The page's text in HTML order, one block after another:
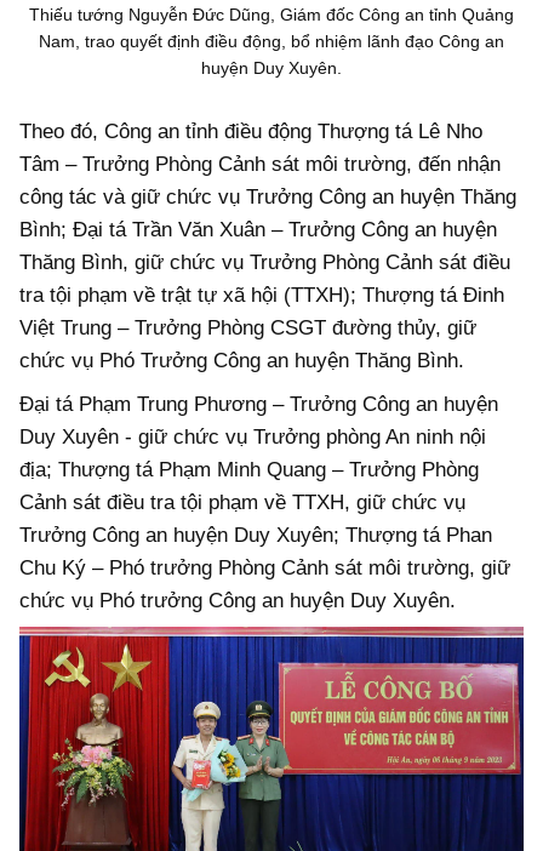
Thiếu tướng Nguyễn Đức Dũng, Giám đốc Công an tỉnh Quảng
Nam, trao quyết định điều động, bổ nhiệm lãnh đạo Công an
huyện Duy Xuyên.
Theo đó, Công an tỉnh điều động Thượng tá Lê Nho
Tâm – Trưởng Phòng Cảnh sát môi trường, đến nhận
công tác và giữ chức vụ Trưởng Công an huyện Thăng
Bình; Đại tá Trần Văn Xuân – Trưởng Công an huyện
Thăng Bình, giữ chức vụ Trưởng Phòng Cảnh sát điều
tra tội phạm về trật tự xã hội (TTXH); Thượng tá Đinh
Việt Trung – Trưởng Phòng CSGT đường thủy, giữ
chức vụ Phó Trưởng Công an huyện Thăng Bình.
Đại tá Phạm Trung Phương – Trưởng Công an huyện
Duy Xuyên - giữ chức vụ Trưởng phòng An ninh nội
địa; Thượng tá Phạm Minh Quang – Trưởng Phòng
Cảnh sát điều tra tội phạm về TTXH, giữ chức vụ
Trưởng Công an huyện Duy Xuyên; Thượng tá Phan
Chu Ký – Phó trưởng Phòng Cảnh sát môi trường, giữ
chức vụ Phó trưởng Công an huyện Duy Xuyên.